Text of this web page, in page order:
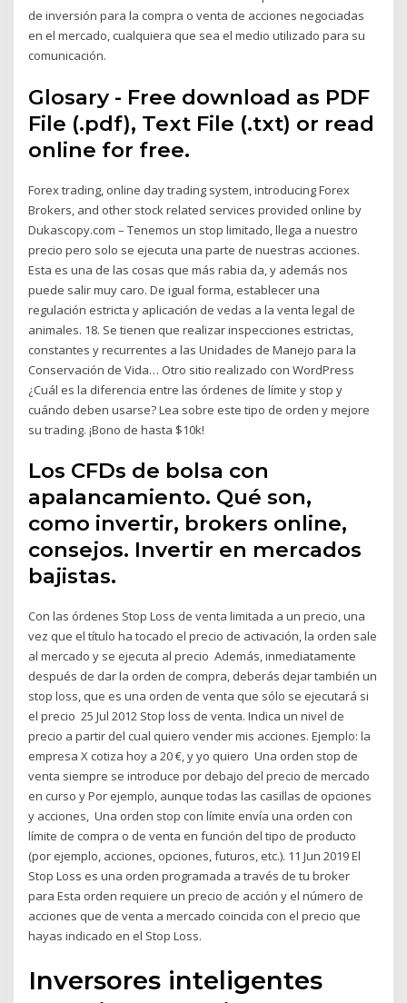
de inversión para la compra o venta de acciones negociadas
en el mercado, cualquiera que sea el medio utilizado para su
comunicación.
Glosary - Free download as PDF
File (.pdf), Text File (.txt) or read
online for free.
Forex trading, online day trading system, introducing Forex
Brokers, and other stock related services provided online by
Dukascopy.com – Tenemos un stop limitado, llega a nuestro
precio pero solo se ejecuta una parte de nuestras acciones.
Esta es una de las cosas que más rabia da, y además nos
puede salir muy caro. De igual forma, establecer una
regulación estricta y aplicación de vedas a la venta legal de
animales. 18. Se tienen que realizar inspecciones estrictas,
constantes y recurrentes a las Unidades de Manejo para la
Conservación de Vida… Otro sitio realizado con WordPress
¿Cuál es la diferencia entre las órdenes de límite y stop y
cuándo deben usarse? Lea sobre este tipo de orden y mejore
su trading. ¡Bono de hasta $10k!
Los CFDs de bolsa con
apalancamiento. Qué son,
como invertir, brokers online,
consejos. Invertir en mercados
bajistas.
Con las órdenes Stop Loss de venta limitada a un precio, una
vez que el título ha tocado el precio de activación, la orden sale
al mercado y se ejecuta al precio Además, inmediatamente
después de dar la orden de compra, deberás dejar también un
stop loss, que es una orden de venta que sólo se ejecutará si
el precio 25 Jul 2012 Stop loss de venta. Indica un nivel de
precio a partir del cual quiero vender mis acciones. Ejemplo: la
empresa X cotiza hoy a 20 €, y yo quiero Una orden stop de
venta siempre se introduce por debajo del precio de mercado
en curso y Por ejemplo, aunque todas las casillas de opciones
y acciones, Una orden stop con límite envía una orden con
límite de compra o de venta en función del tipo de producto
(por ejemplo, acciones, opciones, futuros, etc.). 11 Jun 2019 El
Stop Loss es una orden programada a través de tu broker
para Esta orden requiere un precio de acción y el número de
acciones que de venta a mercado coincida con el precio que
hayas indicado en el Stop Loss.
Inversores inteligentes